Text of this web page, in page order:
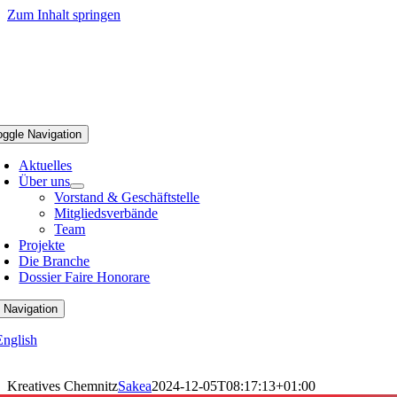
Zum Inhalt springen
Navigation
Aktuelles
Über uns
Vorstand & Geschäftstelle
Mitgliedsverbände
Team
Projekte
Die Branche
Dossier Faire Honorare
Navigation
Kreatives ChemnitzSakea2024-12-05T08:17:13+01:00